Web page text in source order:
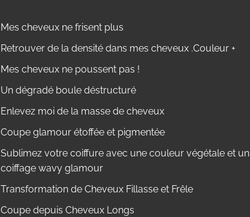
Mes cheveux ne frisent plus
Retrouver de la densité dans mes cheveux .Couleur +
Mes cheveux ne poussent pas !
Un dégradé boule déstructuré
Enlevez moi de la masse de cheveux
Coupe glamour étoffée et pigmentée
Sublimez votre coiffure avec une couleur végétale et un
coiffage wavy glamour
Transformation de Cheveux Fillasse et Frêle
Coupe depuis Cheveux Longs